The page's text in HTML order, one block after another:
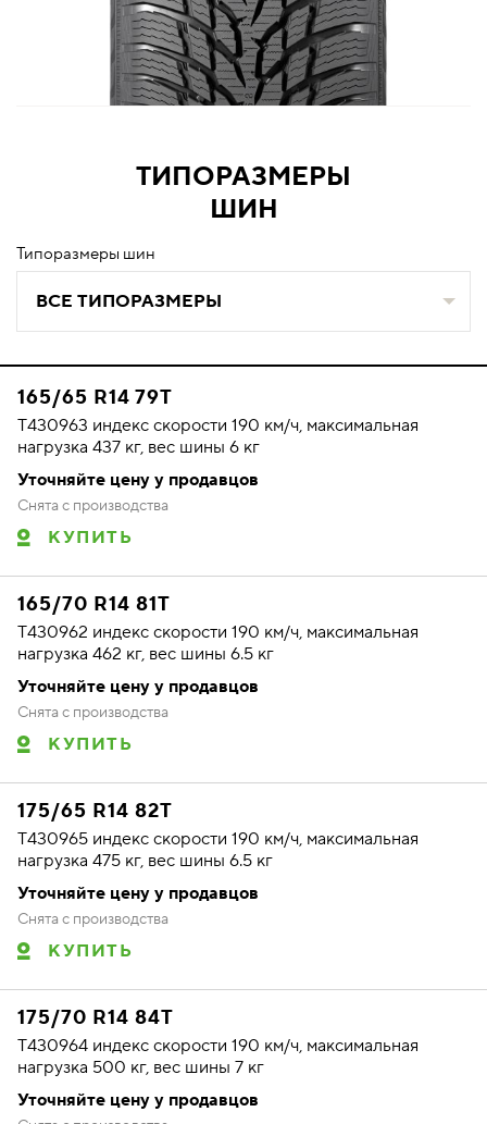
ТИПОРАЗМЕРЫ
ШИН
Типоразмеры шин
ВСЕ ТИПОРАЗМЕРЫ
165/65 R14 79T
T430963 индекс скорости 190 км/ч, максимальная
нагрузка 437 кг, вес шины 6 кг
Уточняйте цену у продавцов
Снята с производства
КУПИТЬ
165/70 R14 81T
T430962 индекс скорости 190 км/ч, максимальная
нагрузка 462 кг, вес шины 6.5 кг
Уточняйте цену у продавцов
Снята с производства
КУПИТЬ
175/65 R14 82T
T430965 индекс скорости 190 км/ч, максимальная
нагрузка 475 кг, вес шины 6.5 кг
Уточняйте цену у продавцов
Снята с производства
КУПИТЬ
175/70 R14 84T
T430964 индекс скорости 190 км/ч, максимальная
нагрузка 500 кг, вес шины 7 кг
Уточняйте цену у продавцов